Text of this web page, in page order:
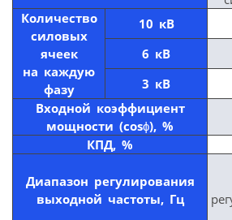
Количество
силовых
ячеек
на каждую
фазу
10 кВ
6 кВ
3 кВ
Входной коэффициент
мощности (cosϕ), %
КПД, %
Диапазон регулирования
выходной частоты, Гц